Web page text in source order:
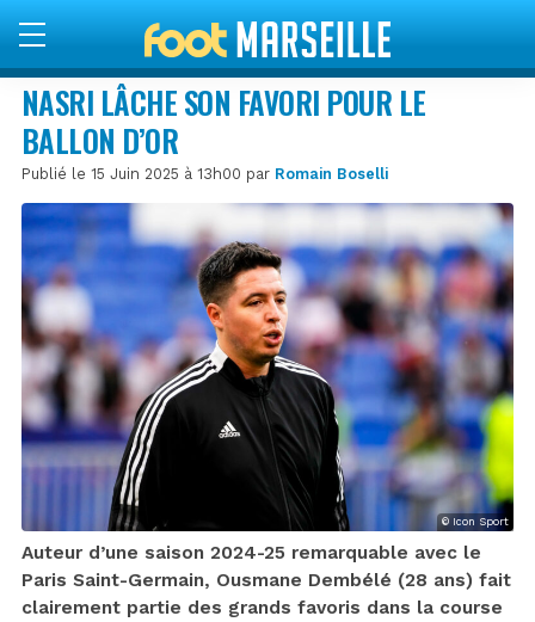
NASRI LÂCHE SON FAVORI POUR LE
BALLON D’OR
Publié le 15 Juin 2025 à 13h00 par Romain Boselli
© Icon Sport
Auteur d’une saison 2024-25 remarquable avec le
Paris Saint-Germain, Ousmane Dembélé (28 ans) fait
clairement partie des grands favoris dans la course